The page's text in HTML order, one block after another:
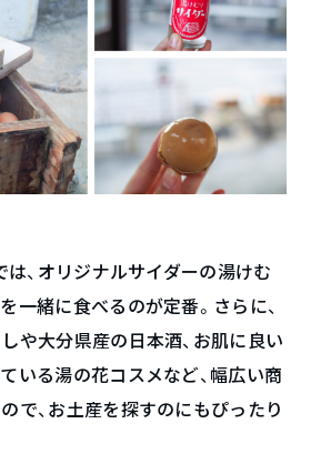
は、オリジナルサイダーの湯けむ
一緒に食べるのが定番。さらに、
や大分県産の日本酒、お肌に良い
いる湯の花コスメなど、幅広い商
で、お土産を探すのにもぴったり